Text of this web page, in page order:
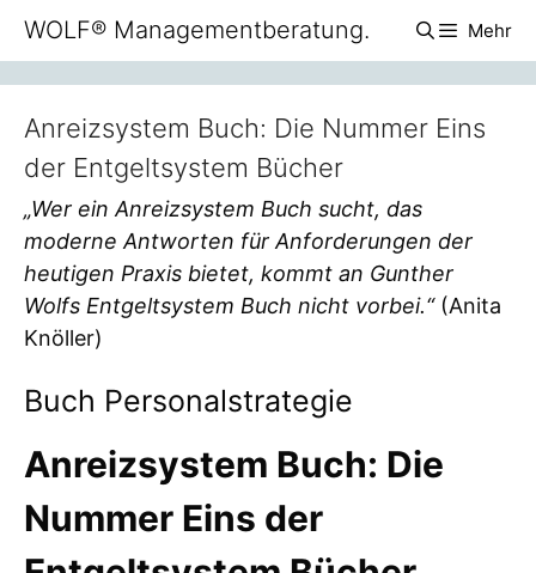
Zum
Inhalt
springen
WOLF® Managementberatung. Mehr
Anreizsystem Buch: Die Nummer Eins
der Entgeltsystem Bücher
„Wer ein Anreizsystem Buch sucht, das
moderne Antworten für Anforderungen der
heutigen Praxis bietet, kommt an Gunther
Wolfs Entgeltsystem Buch nicht vorbei.“(Anita
Knöller)
Buch Personalstrategie
Anreizsystem Buch: Die
Nummer Eins der